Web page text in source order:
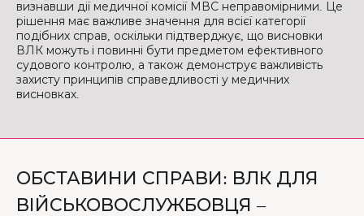
визнавши дії медичної комісії МВС неправомірними. Це
рішення має важливе значення для всієї категорії
подібних справ, оскільки підтверджує, що висновки
ВЛК можуть і повинні бути предметом ефективного
судового контролю, а також демонструє важливість
захисту принципів справедливості у медичних
висновках.
ОБСТАВИНИ СПРАВИ: ВЛК ДЛЯ
ВІЙСЬКОВОСЛУЖБОВЦЯ –